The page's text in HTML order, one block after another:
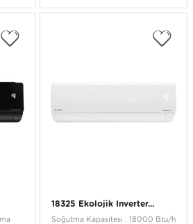
18325 Ekolojik Inverter...
Soğutma Kapasitesi : 18000 Btu/h